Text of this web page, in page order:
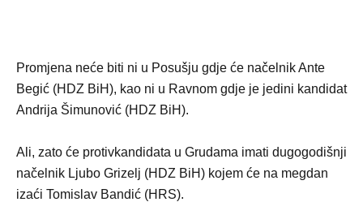
Promjena neće biti ni u Posušju gdje će načelnik Ante
Begić (HDZ BiH), kao ni u Ravnom gdje je jedini kandidat
Andrija Šimunović (HDZ BiH).
Ali, zato će protivkandidata u Grudama imati dugogodišnji
načelnik Ljubo Grizelj (HDZ BiH) kojem će na megdan
izaći Tomislav Bandić (HRS).